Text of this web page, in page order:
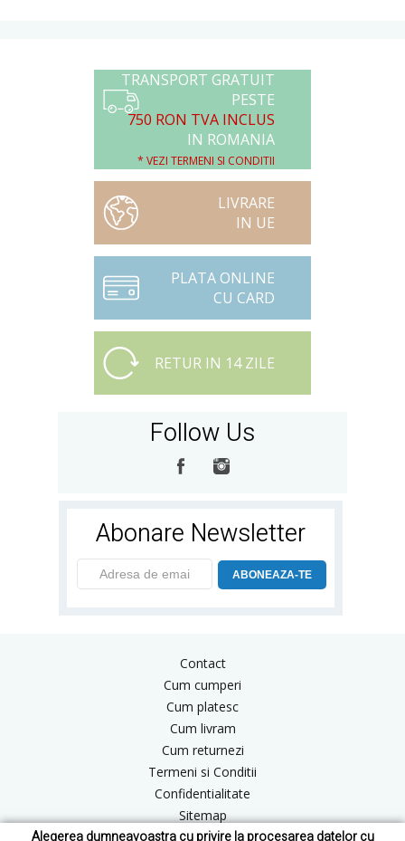
Alegerea dumneavoastra cu privire la procesarea datelor cu
TRANSPORT GRATUIT
PESTE
750 RON TVA INCLUS
IN ROMANIA
* VEZI TERMENI SI CONDITII
LIVRARE
IN UE
PLATA ONLINE
CU CARD
RETUR IN 14 ZILE
Follow Us
Abonare Newsletter
ABONEAZA-TE
Contact
Cum cumperi
Cum platesc
Cum livram
Cum returnezi
Termeni si Conditii
Confidentialitate
Sitemap
Blog